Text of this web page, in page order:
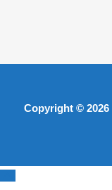
Copyright © 2026